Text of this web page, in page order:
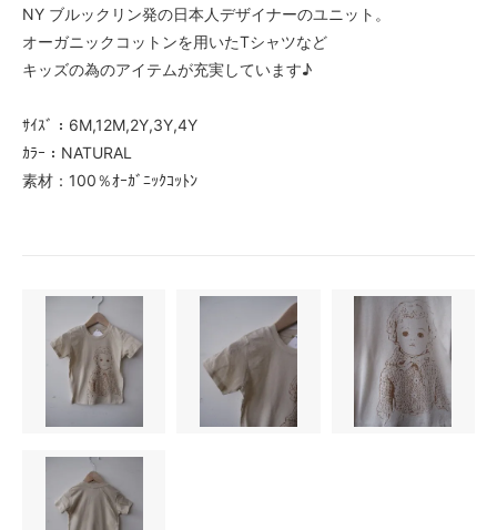
NY ブルックリン発の日本人デザイナーのユニット。
オーガニックコットンを用いたTシャツなど
キッズの為のアイテムが充実しています♪
ｻｲｽﾞ：6M,12M,2Y,3Y,4Y
ｶﾗｰ：NATURAL
素材：100％ｵｰｶﾞﾆｯｸｺｯﾄﾝ